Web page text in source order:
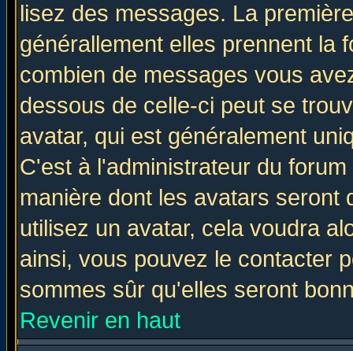
lisez des messages. La
générallement elles prennent la
combien de messages vous
dessous de celle-ci peut se
avatar, qui est généralement
C'est à l'administrateur du
manière dont les avatars seront
utilisez un avatar, cela voudra
ainsi, vous pouvez le contacter
sommes sûr qu'elles seront
Revenir en haut